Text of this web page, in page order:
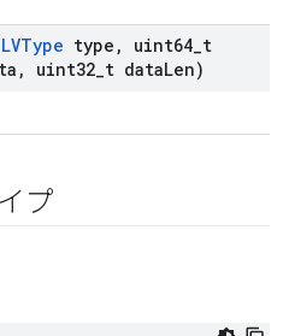
type , uint64 t
, uint32 t dataLen)
プ